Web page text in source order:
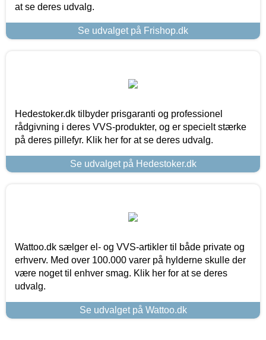
at se deres udvalg.
Se udvalget på Frishop.dk
Hedestoker.dk tilbyder prisgaranti og professionel
rådgivning i deres VVS-produkter, og er specielt stærke
på deres pillefyr. Klik her for at se deres udvalg.
Se udvalget på Hedestoker.dk
Wattoo.dk sælger el- og VVS-artikler til både private og
erhverv. Med over 100.000 varer på hylderne skulle der
være noget til enhver smag. Klik her for at se deres
udvalg.
Se udvalget på Wattoo.dk